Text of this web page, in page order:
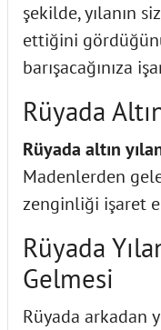
şekilde, yılanın
ettiğini
barışacağınıza
Rüyada
Rüyada altın
Madenlerden
zenginliği işaret
Rüyada
Gelmesi
Rüyada arkadan